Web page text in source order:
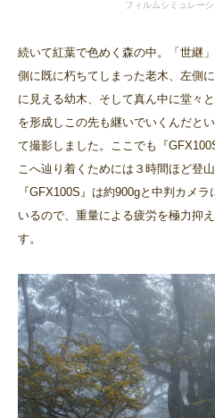
フィルムシミュレー
続いて紅葉で色めく森の中。「世継
側に既に朽ちてしまった老木、左側
に見える幼木、そして真ん中に堂々
を形成しこの先も継いでいくんだと
て撮影しました。ここでも『
こへ辿り着くためには３時間ほど登
『GFX100S』は約900gと中判カメ
いるので、重量による疲労を極力抑
す。